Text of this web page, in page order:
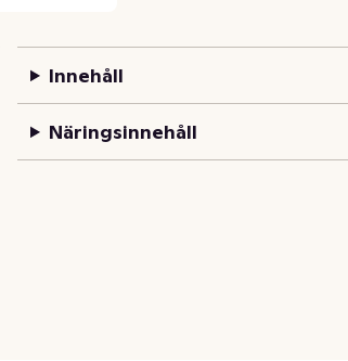
Innehåll
Näringsinnehåll